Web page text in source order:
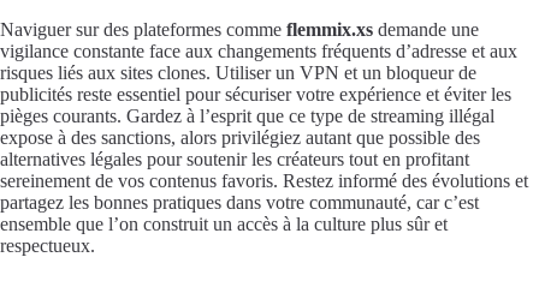
Naviguer sur des plateformes comme flemmix.xs demande une
vigilance constante face aux changements fréquents d’adresse et aux
risques liés aux sites clones. Utiliser un VPN et un bloqueur de
publicités reste essentiel pour sécuriser votre expérience et éviter les
pièges courants. Gardez à l’esprit que ce type de streaming illégal
expose à des sanctions, alors privilégiez autant que possible des
alternatives légales pour soutenir les créateurs tout en profitant
sereinement de vos contenus favoris. Restez informé des évolutions et
partagez les bonnes pratiques dans votre communauté, car c’est
ensemble que l’on construit un accès à la culture plus sûr et
respectueux.